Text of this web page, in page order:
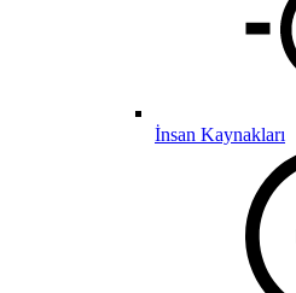
İnsan Kaynakları